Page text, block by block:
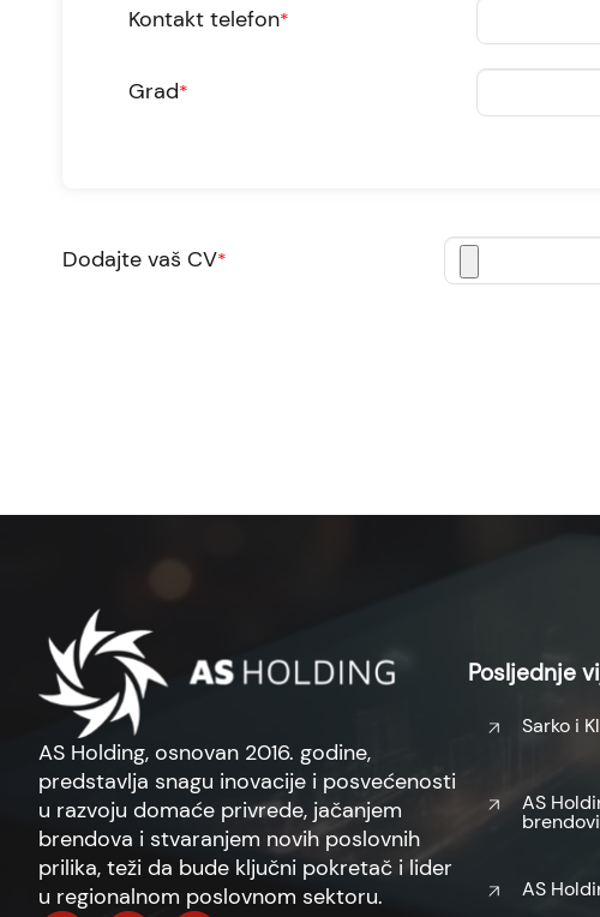
Kontakt telefon*
Grad*
Dodajte vaš CV*
AS Holding, osnovan 2016. godine,
predstavlja snagu inovacije i posvećenosti
u razvoju domaće privrede, jačanjem
brendova i stvaranjem novih poslovnih
prilika, teži da bude ključni pokretač i lider
u regionalnom poslovnom sektoru.
Posljednje
Sarko i
AS
AS